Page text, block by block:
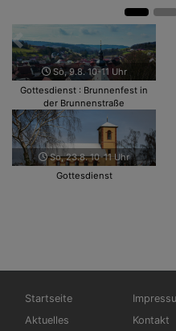
So, 9.8. 10-11 Uhr
Gottesdienst : Brunnenfest in
der Brunnenstraße
So, 23.8. 10-11 Uhr
Gottesdienst
Zurück
Hauptnavigation
Startseite
Aktuelles
Kontakt